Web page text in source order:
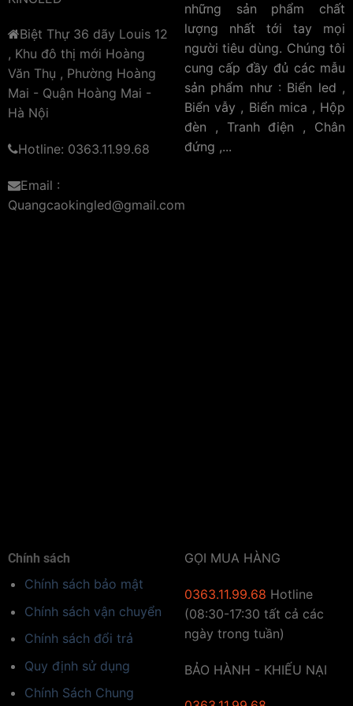
Thiết kế siêu mỏng:
Khung viền bằng hợp kim
Bộ Sản Phẩm Gồm:
Biệt Thự 36 dãy Louis 12
, Khu đô thị mới Hoàng
Văn Thụ , Phường Hoàng
Mai - Quận Hoàng Mai -
Hà Nội
Hotline: 0363.11.99.68
Email :
Quangcaokingled@gmail.com
những sản phẩm chất
lượng nhất tới tay mọi
người tiêu dùng. Chúng tôi
cung cấp đầy đủ các mẫu
sản phẩm như : Biển led ,
Biển vẫy , Biển mica , Hộp
đèn , Tranh điện , Chân
đứng ,...
Chính sách
Chính sách bảo mật
Chính sách vận chuyển
Chính sách đổi trả
Quy định sử dụng
Chính Sách Chung
GỌI MUA HÀNG
0363.11.99.68 Hotline
(08:30-17:30 tất cả các
ngày trong tuần)
BẢO HÀNH - KHIẾU NẠI